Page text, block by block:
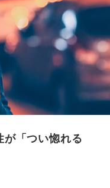
「つい惚れる